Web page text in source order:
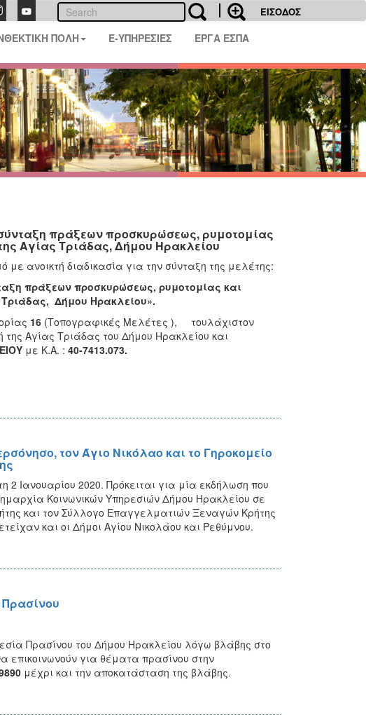
ΕΙΣΟΔΟΣ
ΠΟΛΗ E-ΥΠΗΡΕΣΙΕΣ ΕΡΓΑ ΕΣΠΑ
πράξεων προσκυρώσεως, ρυμοτομίας
Αγίας Τριάδας, Δήμου Ηρακλείου
ανοικτή διαδικασία για την σύνταξη της μελέτης:
πράξεων προσκυρώσεως, ρυμοτομίας και
Δήμου Ηρακλείου».
16(Τοπογραφικές Μελέτες ), τουλάχιστον
Αγίας Τριάδας του Δήμου Ηρακλείου και
με Κ.Α. : 40-7413.073.
τον Άγιο Νικόλαο και το Γηροκομείο
Ιανουαρίου 2020. Πρόκειται για μία εκδήλωση που
Κοινωνικών Υπηρεσιών Δήμου Ηρακλείου σε
και τον Σύλλογο Επαγγελματιών Ξεναγών Κρήτης
και οι Δήμοι Αγίου Νικολάου και Ρεθύμνου.
Πρασίνου του Δήμου Ηρακλείου λόγω βλάβης στο
επικοινωνούν για θέματα πρασίνου στην
μέχρι και την αποκατάσταση της βλάβης.